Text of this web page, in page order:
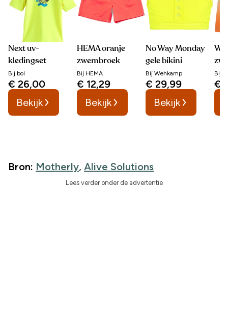
Next uv-
kledingset
Bij bol
€ 26,00
Bekijk
HEMA oranje
zwembroek
Bij HEMA
€ 12,29
Bekijk
No Way Monday
gele bikini
Bij Wehkamp
€ 29,99
Bekijk
Bij
€
Bron: Motherly, Alive Solutions
Lees verder onder de advertentie